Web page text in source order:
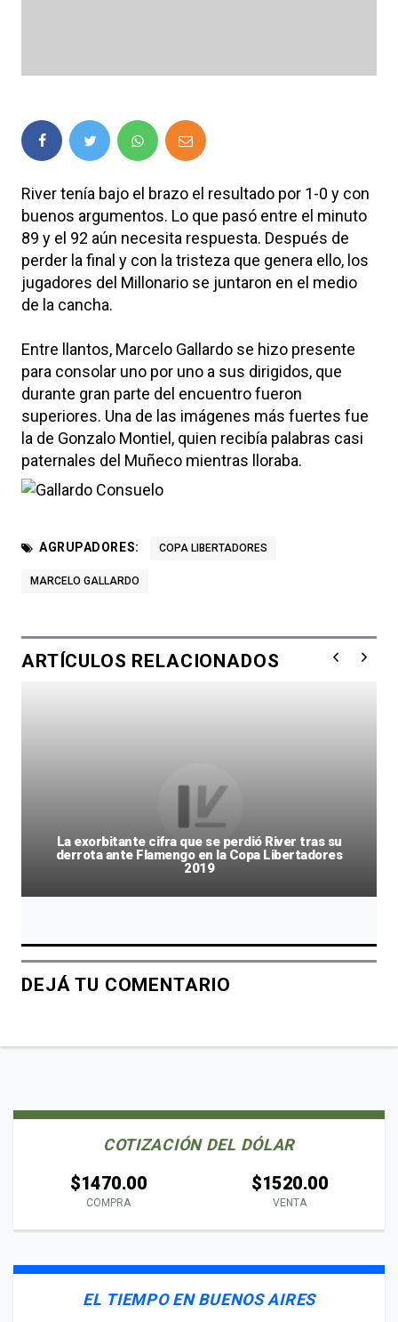
River tenía bajo el brazo el resultado por 1-0 y con
buenos argumentos. Lo que pasó entre el minuto
89 y el 92 aún necesita respuesta. Después de
perder la final y con la tristeza que genera ello, los
jugadores del Millonario se juntaron en el medio
de la cancha.
Entre llantos, Marcelo Gallardo se hizo presente
para consolar uno por uno a sus dirigidos, que
durante gran parte del encuentro fueron
superiores. Una de las imágenes más fuertes fue
la de Gonzalo Montiel, quien recibía palabras casi
paternales del Muñeco mientras lloraba.
AGRUPADORES: COPA LIBERTADORES
MARCELO GALLARDO
ARTÍCULOS RELACIONADOS
La exorbitante cifra que se perdió River tras su
derrota ante Flamengo en la Copa Libertadores
2019
DEJÁ TU COMENTARIO
COTIZACIÓN DEL DÓLAR
$1470.00
COMPRA
$1520.00
VENTA
EL TIEMPO EN BUENOS AIRES